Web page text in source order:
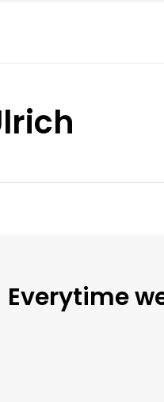
Everytime